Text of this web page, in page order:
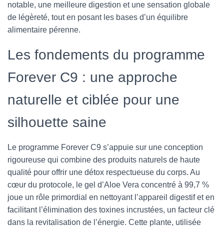
notable, une meilleure digestion et une sensation globale
de légèreté, tout en posant les bases d’un équilibre
alimentaire pérenne.
Les fondements du programme
Forever C9 : une approche
naturelle et ciblée pour une
silhouette saine
Le programme Forever C9 s’appuie sur une conception
rigoureuse qui combine des produits naturels de haute
qualité pour offrir une détox respectueuse du corps. Au
cœur du protocole, le gel d’Aloe Vera concentré à 99,7 %
joue un rôle primordial en nettoyant l’appareil digestif et en
facilitant l’élimination des toxines incrustées, un facteur clé
dans la revitalisation de l’énergie. Cette plante, utilisée